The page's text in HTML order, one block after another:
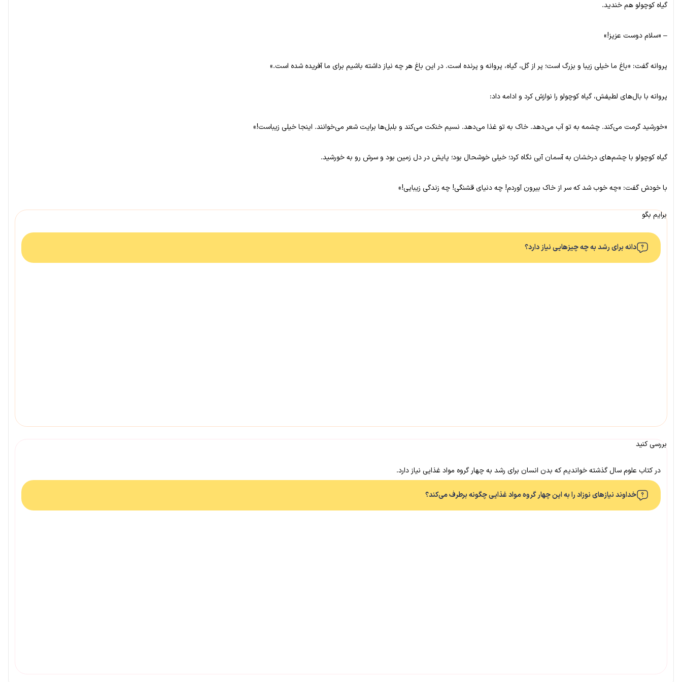
گیاه کوچولو هم خندید.
– «سلام دوست عزیز!»
پروانه گفت: «باغ ما خیلی زیبا و بزرگ است؛ پر از گل، گیاه، پروانه و پرنده است. در این باغ هر چه نیاز داشته باشیم برای ما آفریده شده است.»
پروانه با بال‌های لطیفش، گیاه کوچولو را نوازش کرد و ادامه داد:
«خورشید گرمت می‌کند. چشمه به تو آب می‌دهد. خاک به تو غذا می‌دهد. نسیم خنکت می‌کند و بلبل‌ها برایت شعر می‌خوانند. اینجا خیلی زیباست!»
گیاه کوچولو با چشم‌های درخشان به آسمان آبی نگاه کرد؛ خیلی خوشحال بود؛ پایش در دل زمین بود و سرش رو به خورشید.
با خودش گفت: «چه خوب شد که سر از خاک بیرون آوردم! چه دنیای قشنگی! چه زندگی زیبایی!»
برایم بگو
دانه برای رشد به چه چیزهایی نیاز دارد؟
بررسی کنید
در کتاب علوم سال گذشته خواندیم که بدن انسان برای رشد به چهار گروه مواد غذایی نیاز دارد.
خداوند نیازهای نوزاد را به این چهار گروه مواد غذایی چگونه برطرف می‌کند؟